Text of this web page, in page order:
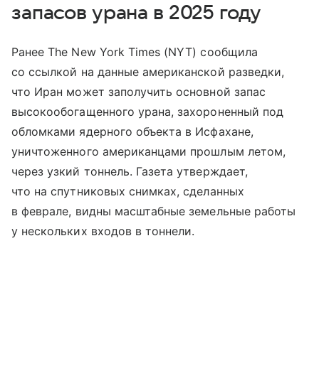
запасов урана в 2025 году
Ранее The New York Times (NYT) сообщила
со ссылкой на данные американской разведки,
что Иран может заполучить основной запас
высокообогащенного урана, захороненный под
обломками ядерного объекта в Исфахане,
уничтоженного американцами прошлым летом,
через узкий тоннель. Газета утверждает,
что на спутниковых снимках, сделанных
в феврале, видны масштабные земельные работы
у нескольких входов в тоннели.